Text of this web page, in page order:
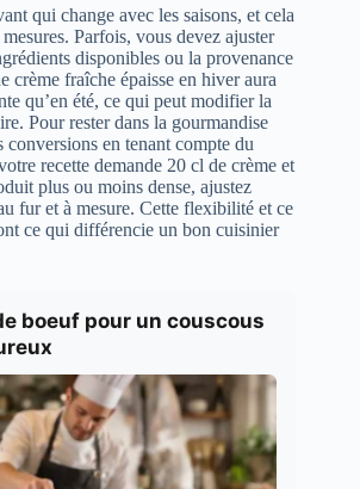
qui change avec les saisons, et cela
Parfois, vous devez ajuster
disponibles ou la provenance
crème fraîche épaisse en hiver aura
qu’en été, ce qui peut modifier la
Pour rester dans la gourmandise
conversions en tenant compte du
recette demande 20 cl de crème et
plus ou moins dense, ajustez
fur et à mesure. Cette flexibilité et ce
ce qui différencie un bon cuisinier
boeuf pour un couscous